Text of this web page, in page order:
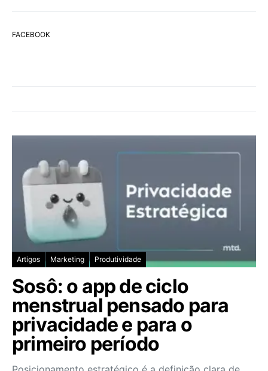
FACEBOOK
Artigos Marketing Produtividade
Sosô: o app de ciclo
menstrual pensado para
privacidade e para o
primeiro período